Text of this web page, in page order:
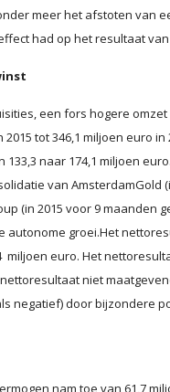
meer het afstoten van
had op het resultaat
een fors hogere
tot 346,1 miljoen euro
naar 174,1 miljoen
van
(in 2015 voor 9 maanden
autonome groei.Het
euro. Het
niet
negatief) door bijzondere
nam toe van 61,7